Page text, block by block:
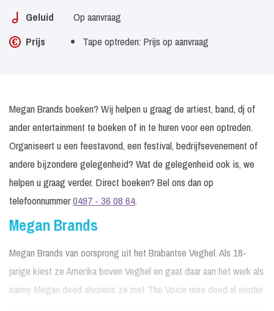
Geluid
Op aanvraag
Prijs
Tape optreden: Prijs op aanvraag
Megan Brands boeken? Wij helpen u graag de artiest, band, dj of
ander entertainment te boeken of in te huren voor een optreden.
Organiseert u een feestavond, een festival, bedrijfsevenement of
andere bijzondere gelegenheid? Wat de gelegenheid ook is, we
helpen u graag verder. Direct boeken? Bel ons dan op
telefoonnummer0497 - 36 08 64.
Megan Brands
Megan Brands van oorsprong uit het Brabantse Veghel. Als 18-
jarige kiest ze Amerika boven Veghel en gaat daar aan het werk als
nanny. Megan deed alvorens ze met The Voice mee deed al eerder